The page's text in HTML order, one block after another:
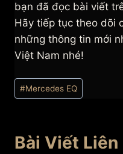
bạn đã đọc bài viết
Hãy tiếp tục theo dõi
những thông tin mới
Việt Nam nhé!
Post
Tags:
#Mercedes EQ
Bài Viết Liên